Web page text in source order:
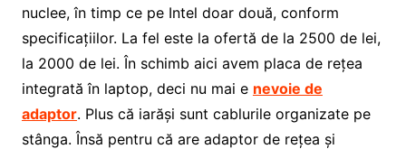
nuclee, în timp ce pe Intel doar două, conform
specificațiilor. La fel este la ofertă de la 2500 de lei,
la 2000 de lei. În schimb aici avem placa de rețea
integrată în laptop, deci nu mai e nevoie de
adaptor. Plus că iarăși sunt cablurile organizate pe
stânga. Însă pentru că are adaptor de rețea și